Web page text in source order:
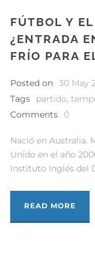
FÚTBOL Y
¿ENTRADA
FRÍO PARA
Posted on 30 May
Tags
partido,
Comments
0
Nació en Australia.
Unido en el año
Instituto Inglés del
READ MORE